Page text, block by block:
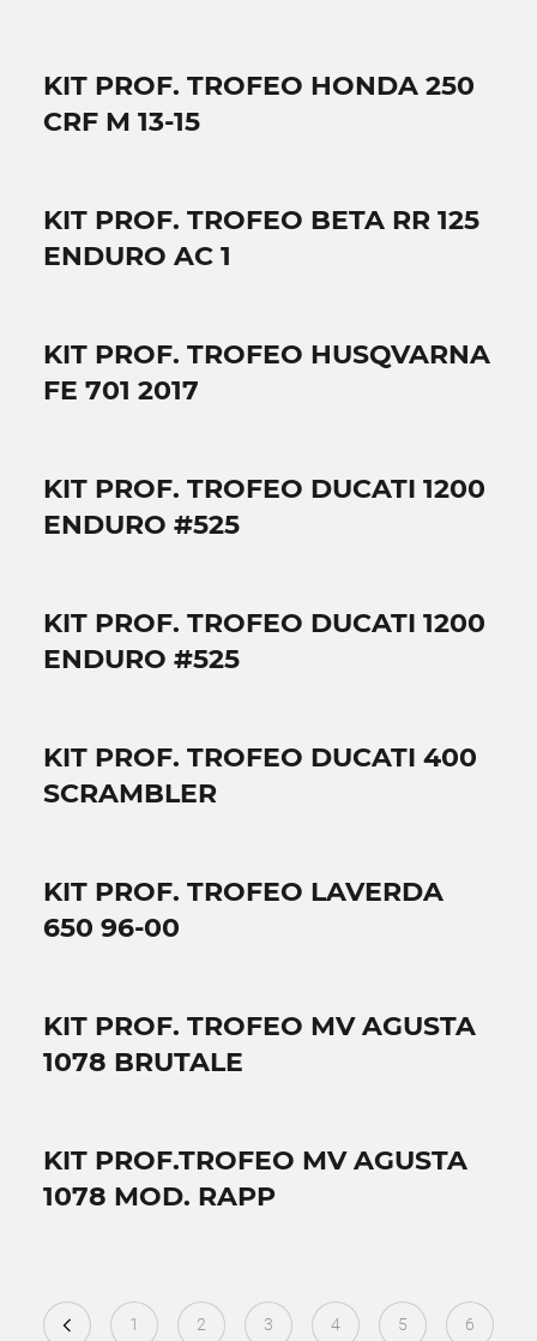
KIT PROF. TROFEO HONDA 250
CRF M 13-15
KIT PROF. TROFEO BETA RR 125
ENDURO AC 1
KIT PROF. TROFEO HUSQVARNA
FE 701 2017
KIT PROF. TROFEO DUCATI 1200
ENDURO #525
KIT PROF. TROFEO DUCATI 1200
ENDURO #525
KIT PROF. TROFEO DUCATI 400
SCRAMBLER
KIT PROF. TROFEO LAVERDA
650 96-00
KIT PROF. TROFEO MV AGUSTA
1078 BRUTALE
KIT PROF.TROFEO MV AGUSTA
1078 MOD. RAPP
1 2 3 4 5 6